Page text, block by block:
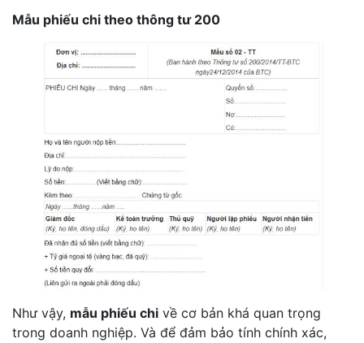
Mẫu phiếu chi theo thông tư 200
Như vậy, mẫu phiếu chi về cơ bản khá quan trọng
trong doanh nghiệp. Và để đảm bảo tính chính xác,